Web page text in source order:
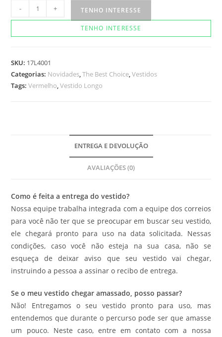
Heart
- + TENHO INTERESSE
TENHO INTERESSE
SKU: 17L4001
Categorias: Novidades,The Best Choice,Vestidos
Tags:Vermelho,Vestido Longo
ENTREGA E DEVOLUÇÃO
AVALIAÇÕES (0)
Como é feita a entrega do vestido?
Nossa equipe trabalha integrada com a equipe dos correios
para você não ter que se preocupar em buscar seu vestido,
ele chegará pronto para uso na data solicitada. Nessas
condições, caso você não esteja na sua casa, não se
esqueça de deixar aviso que seu vestido vai chegar,
instruindo a pessoa a assinar o recibo de entrega.
Se o meu vestido chegar amassado, posso passar?
Não! Entregamos o seu vestido pronto para uso, mas
entendemos que durante o percurso pode ser que amasse
um pouco. Neste caso, entre em contato com a nossa